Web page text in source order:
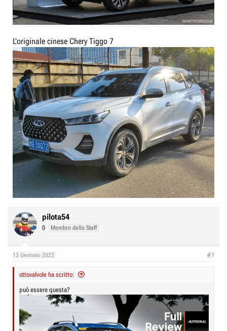
L'originale cinese Chery Tiggo 7
pilota54
0 Membro dello Staff
13 Gennaio 2023 #7
ottovalvole ha scritto:
può essere questa?